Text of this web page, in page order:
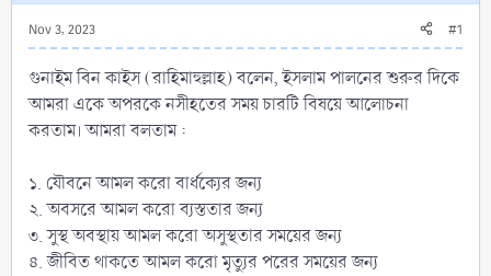
Nov 3, 2023 #1
গুনাইম বিন কাইস (রাহিমাহুল্লাহ) বলেন, ইসলাম পালনের শুরুর দিকে
আমরা একে অপরকে নসীহতের সময় চারটি বিষয়ে আলোচনা
করতাম। আমরা বলতাম :
১. যৌবনে আমল করো বার্ধক্যের জন্য
২. অবসরে আমল করো ব্যস্ততার জন্য
৩. সুস্থ অবস্থায় আমল করো অসুস্থতার সময়ের জন্য
৪. জীবিত থাকতে আমল করো মৃত্যুর পরের সময়ের জন্য